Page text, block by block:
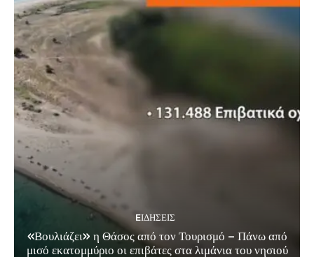
EΙΔΗΣΕΙΣ
«Βουλιάζει» η Θάσος από τον Τουρισμό – Πάνω από
μισό εκατομμύριο οι επιβάτες στα λιμάνια του νησιού